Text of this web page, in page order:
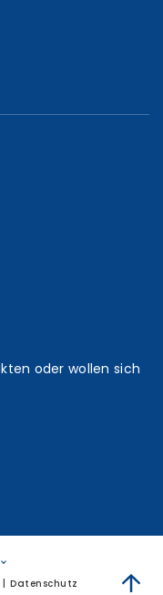
oder wollen sich
Datenschutz